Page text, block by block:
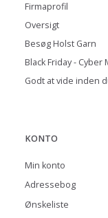
Firmaprofil
Oversigt
Besøg Holst Garn
Black Friday - Cyber
Godt at vide inden
KONTO
Min konto
Adressebog
Ønskeliste